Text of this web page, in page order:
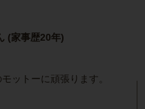
(家事歴20年)
ットーに頑張ります。